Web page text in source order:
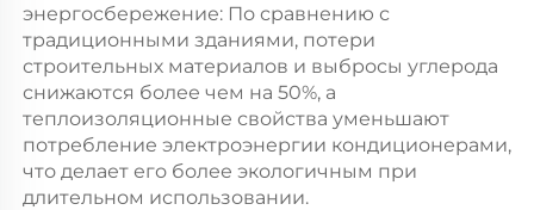
энергосбережение: По сравнению с
традиционными зданиями, потери
строительных материалов и выбросы углерода
снижаются более чем на 50%, а
теплоизоляционные свойства уменьшают
потребление электроэнергии кондиционерами,
что делает его более экологичным при
длительном использовании.